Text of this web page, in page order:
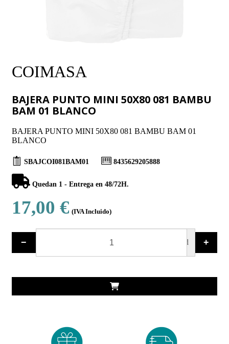
COIMASA
BAJERA PUNTO MINI 50X80 081 BAMBU
BAM 01 BLANCO
BAJERA PUNTO MINI 50X80 081 BAMBU BAM 01
BLANCO
SBAJCOI081BAM01 8435629205888
Quedan 1 - Entrega en 48/72H.
17,00 € (IVA Incluido)
− ud +